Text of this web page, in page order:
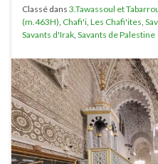
Classé dans 3.Tawassoul et
(m.463H) Chafi'i Les Chafi'ites
Savants d'Irak Savants de Palestine